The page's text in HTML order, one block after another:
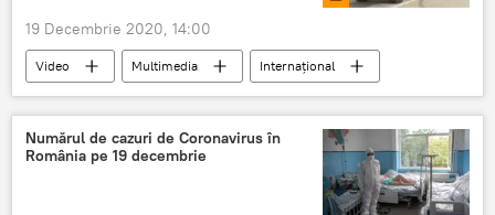
19 Decembrie 2020, 14:00
Video Multimedia
Internaţional
ANALIZE
S-400 Turcia
Numărul de cazuri de Coronavirus în
România pe 19 decembrie